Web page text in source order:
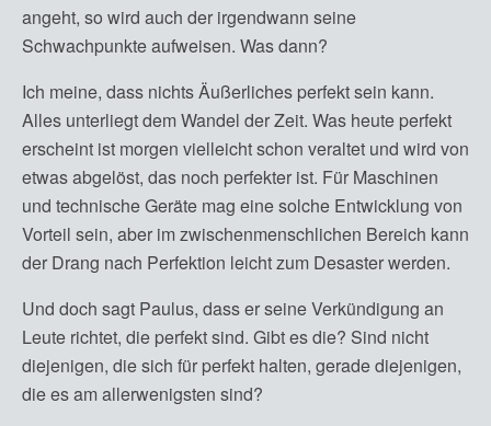
angeht, so wird auch der irgendwann seine
Schwachpunkte aufweisen. Was dann?
Ich meine, dass nichts Äußerliches perfekt sein kann.
Alles unterliegt dem Wandel der Zeit. Was heute perfekt
erscheint ist morgen vielleicht schon veraltet und wird von
etwas abgelöst, das noch perfekter ist. Für Maschinen
und technische Geräte mag eine solche Entwicklung von
Vorteil sein, aber im zwischenmenschlichen Bereich kann
der Drang nach Perfektion leicht zum Desaster werden.
Und doch sagt Paulus, dass er seine Verkündigung an
Leute richtet, die perfekt sind. Gibt es die? Sind nicht
diejenigen, die sich für perfekt halten, gerade diejenigen,
die es am allerwenigsten sind?